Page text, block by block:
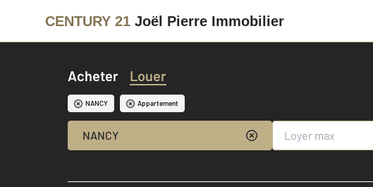
CENTURY 21 Joël Pierre Immobilier
Acheter Louer
NANCY Appartement
NANCY